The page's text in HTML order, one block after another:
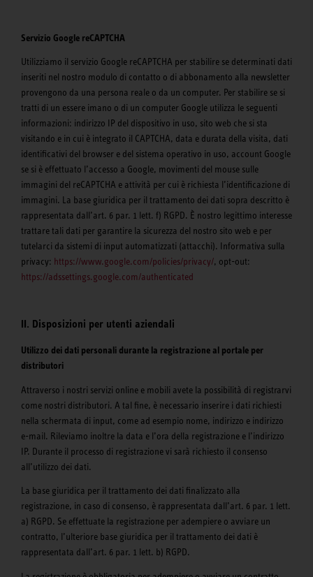
Servizio Google reCAPTCHA
Utilizziamo il servizio Google reCAPTCHA per stabilire se determinati dati
inseriti nel nostro modulo di contatto o di abbonamento alla newsletter
provengono da una persona reale o da un computer. Per stabilire se si
tratti di un essere imano o di un computer Google utilizza le seguenti
informazioni: indirizzo IP del dispositivo in uso, sito web che si sta
visitando e in cui è integrato il CAPTCHA, data e durata della visita, dati
identificativi del browser e del sistema operativo in uso, account Google
se si è effettuato l’accesso a Google, movimenti del mouse sulle
immagini del reCAPTCHA e attività per cui è richiesta l’identificazione di
immagini. La base giuridica per il trattamento dei dati sopra descritto è
rappresentata dall’art. 6 par. 1 lett. f) RGPD. È nostro legittimo interesse
trattare tali dati per garantire la sicurezza del nostro sito web e per
tutelarci da sistemi di input automatizzati (attacchi). Informativa sulla
privacy: https://www.google.com/policies/privacy/, opt-out:
https://adssettings.google.com/authenticated
II. Disposizioni per utenti aziendali
Utilizzo dei dati personali durante la registrazione al portale per
distributori
Attraverso i nostri servizi online e mobili avete la possibilità di registrarvi
come nostri distributori. A tal fine, è necessario inserire i dati richiesti
nella schermata di input, come ad esempio nome, indirizzo e indirizzo
e-mail. Rileviamo inoltre la data e l’ora della registrazione e l’indirizzo
IP. Durante il processo di registrazione vi sarà richiesto il consenso
all’utilizzo dei dati.
La base giuridica per il trattamento dei dati finalizzato alla
registrazione, in caso di consenso, è rappresentata dall’art. 6 par. 1 lett.
a) RGPD. Se effettuate la registrazione per adempiere o avviare un
contratto, l’ulteriore base giuridica per il trattamento dei dati è
rappresentata dall’art. 6 par. 1 lett. b) RGPD.